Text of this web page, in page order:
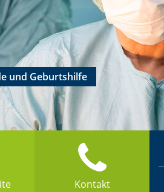
und Geburtshilfe
Kontakt